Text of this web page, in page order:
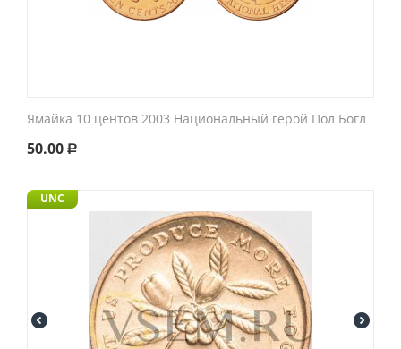
Ямайка 10 центов 2003 Национальный герой Пол Богл
50.00 Р
UNC